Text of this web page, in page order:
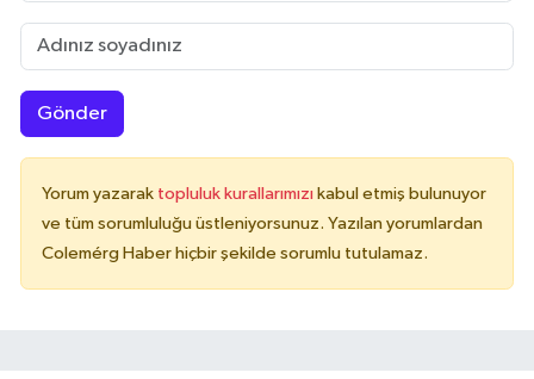
Gönder
Yorum yazarak topluluk kurallarımızı kabul etmiş bulunuyor
ve tüm sorumluluğu üstleniyorsunuz. Yazılan yorumlardan
Colemérg Haber hiçbir şekilde sorumlu tutulamaz.